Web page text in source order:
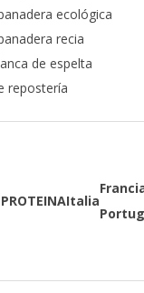
ecológica
recia
de espelta
repostería
PROTEINAItalia